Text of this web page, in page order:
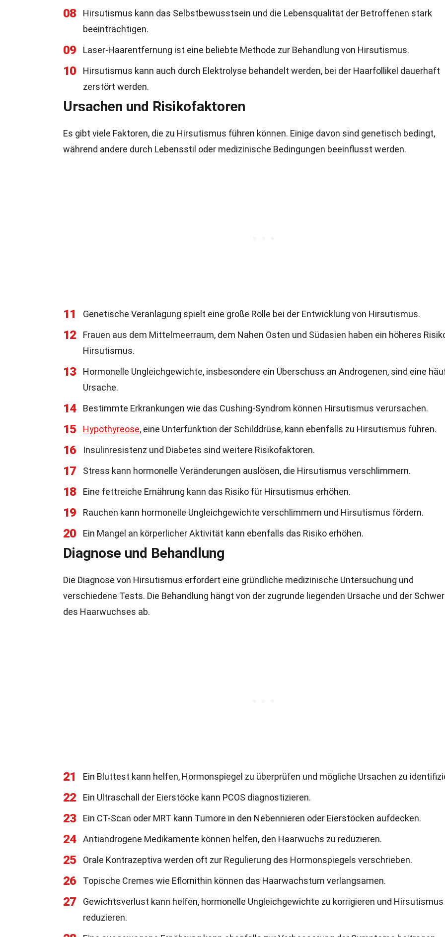
08
Hirsutismus kann das Selbstbewusstsein und die Lebensqualität der Betroffenen stark
beeinträchtigen.
09 Laser-Haarentfernung ist eine beliebte Methode zur Behandlung von Hirsutismus.
10
Hirsutismus kann auch durch Elektrolyse behandelt werden, bei der Haarfollikel dauerhaft
zerstört werden.
Ursachen und Risikofaktoren
Es gibt viele Faktoren, die zu Hirsutismus führen können. Einige davon sind genetisch bedingt,
während andere durch Lebensstil oder medizinische Bedingungen beeinflusst werden.
11 Genetische Veranlagung spielt eine große Rolle bei der Entwicklung von Hirsutismus.
12
Frauen aus dem Mittelmeerraum, dem Nahen Osten und Südasien haben ein höheres
Hirsutismus.
13
Hormonelle Ungleichgewichte, insbesondere ein Überschuss an Androgenen, sind eine
Ursache.
14 Bestimmte Erkrankungen wie das Cushing-Syndrom können Hirsutismus verursachen.
15 Hypothyreose, eine Unterfunktion der Schilddrüse, kann ebenfalls zu Hirsutismus führen.
16 Insulinresistenz und Diabetes sind weitere Risikofaktoren.
17 Stress kann hormonelle Veränderungen auslösen, die Hirsutismus verschlimmern.
18 Eine fettreiche Ernährung kann das Risiko für Hirsutismus erhöhen.
19 Rauchen kann hormonelle Ungleichgewichte verschlimmern und Hirsutismus fördern.
20 Ein Mangel an körperlicher Aktivität kann ebenfalls das Risiko erhöhen.
Diagnose und Behandlung
Die Diagnose von Hirsutismus erfordert eine gründliche medizinische Untersuchung und
verschiedene Tests. Die Behandlung hängt von der zugrunde liegenden Ursache und der
des Haarwuchses ab.
21 Ein Bluttest kann helfen, Hormonspiegel zu überprüfen und mögliche Ursachen zu
22 Ein Ultraschall der Eierstöcke kann PCOS diagnostizieren.
23 Ein CT-Scan oder MRT kann Tumore in den Nebennieren oder Eierstöcken aufdecken.
24 Antiandrogene Medikamente können helfen, den Haarwuchs zu reduzieren.
25 Orale Kontrazeptiva werden oft zur Regulierung des Hormonspiegels verschrieben.
26 Topische Cremes wie Eflornithin können das Haarwachstum verlangsamen.
27
Gewichtsverlust kann helfen, hormonelle Ungleichgewichte zu korrigieren und Hirsutismus
reduzieren.